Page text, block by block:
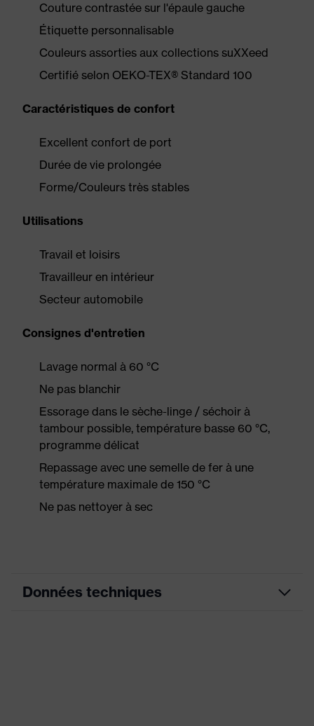
Couture contrastée sur l'épaule gauche
Étiquette personnalisable
Couleurs assorties aux collections suXXeed
Certifié selon OEKO-TEX® Standard 100
Caractéristiques de confort
Excellent confort de port
Durée de vie prolongée
Forme/Couleurs très stables
Utilisations
Travail et loisirs
Travailleur en intérieur
Secteur automobile
Consignes d'entretien
Lavage normal à 60 °C
Ne pas blanchir
Essorage dans le sèche-linge / séchoir à
tambour possible, température basse 60 °C,
programme délicat
Repassage avec une semelle de fer à une
température maximale de 150 °C
Ne pas nettoyer à sec
Données techniques